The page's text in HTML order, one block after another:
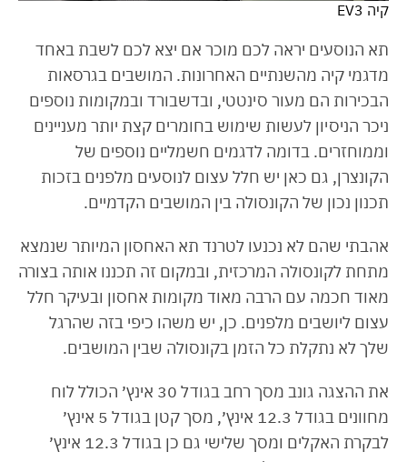
קיה EV3
תא הנוסעים יראה לכם מוכר אם יצא לכם לשבת באחד
מדגמי קיה מהשנתיים האחרונות. המושבים בגרסאות
הבכירות הם מעור סינטטי, ובדשבורד ובמקומות נוספים
ניכר הניסיון לעשות שימוש בחומרים קצת יותר מעניינים
וממוחזרים. בדומה לדגמים חשמליים נוספים של
הקונצרן, גם כאן יש חלל עצום לנוסעים מלפנים בזכות
תכנון נכון של הקונסולה בין המושבים הקדמיים.
אהבתי שהם לא נכנעו לטרנד תא האחסון המיותר שנמצא
מתחת לקונסולה המרכזית, ובמקום זה תכננו אותה בצורה
מאוד חכמה עם הרבה מאוד מקומות אחסון ובעיקר חלל
עצום ליושבים מלפנים. כן, יש משהו כיפי בזה שהרגל
שלך לא נתקלת כל הזמן בקונסולה שבין המושבים.
את ההצגה גונב מסך רחב בגודל 30 אינץ׳ הכולל לוח
מחוונים בגודל 12.3 אינץ׳, מסך קטן בגודל 5 אינץ׳
לבקרת האקלים ומסך שלישי גם כן בגודל 12.3 אינץ׳